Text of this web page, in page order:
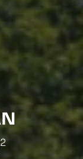
2